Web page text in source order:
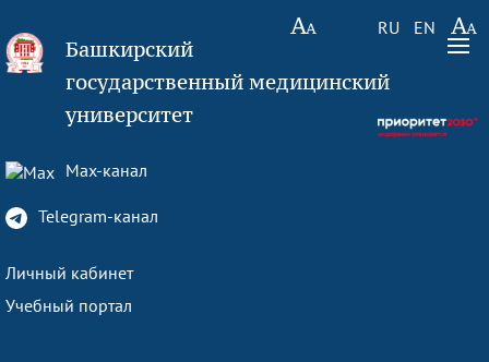
RU EN
Башкирский
государственный медицинский
университет
Max-канал
Telegram-канал
Личный кабинет
Учебный портал